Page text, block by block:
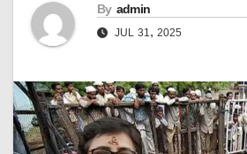
By admin
JUL 31, 2025